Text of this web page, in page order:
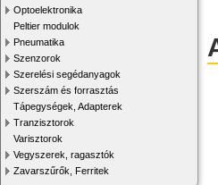
Optoelektronika
Peltier modulok
Pneumatika
Szenzorok
Szerelési segédanyagok
Szerszám és forrasztás
Tápegységek, Adapterek
Tranzisztorok
Varisztorok
Vegyszerek, ragasztók
Zavarszűrők, Ferritek